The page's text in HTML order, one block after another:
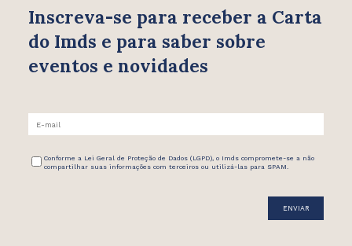
Inscreva-se para receber a Carta
do Imds e para saber sobre
eventos e novidades
Conforme a Lei Geral de Proteção de Dados (LGPD), o Imds compromete-se a não
compartilhar suas informações com terceiros ou utilizá-las para SPAM.